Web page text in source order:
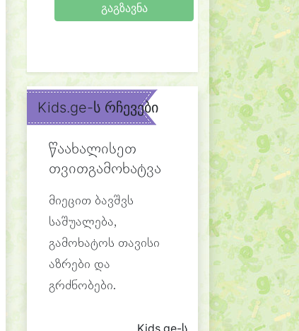
გაგზავნა
Kids.ge-ს რჩევები
წაახალისეთ
თვითგამოხატვა
მიეცით ბავშვს
საშუალება,
გამოხატოს თავისი
აზრები და
გრძნობები.
Kids.ge-ს